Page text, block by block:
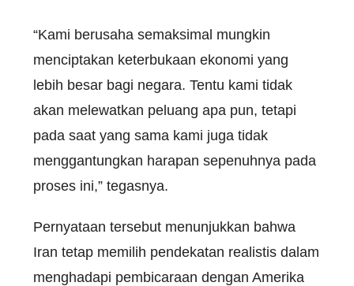
“Kami berusaha semaksimal mungkin
menciptakan keterbukaan ekonomi yang
lebih besar bagi negara. Tentu kami tidak
akan melewatkan peluang apa pun, tetapi
pada saat yang sama kami juga tidak
menggantungkan harapan sepenuhnya pada
proses ini,” tegasnya.
Pernyataan tersebut menunjukkan bahwa
Iran tetap memilih pendekatan realistis dalam
menghadapi pembicaraan dengan Amerika